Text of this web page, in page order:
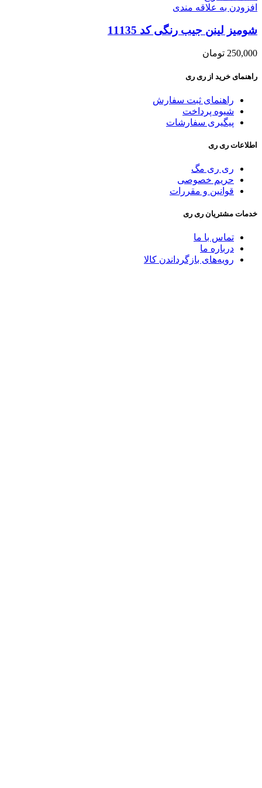
افزودن به علاقه مندی
شومیز لینن جیب رنگی کد 11135
250,000 تومان
راهنمای خرید از ری ری
راهنمای ثبت سفارش
شیوه پرداخت
پیگیری سفارشات
اطلاعات ری ری
ری ری مگ
حریم خصوصی
قوانین و مقررات
خدمات مشتریان ری ری
تماس با ما
درباره ما
رویه‌های بازگرداندن کالا